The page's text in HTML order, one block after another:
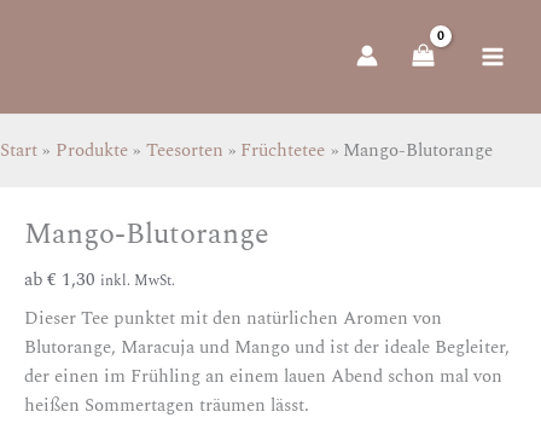
Start Produkte Teesorten Früchtetee Mango-Blutorange
Mango-Blutorange
ab€ 1,30 inkl. MwSt.
Dieser Tee punktet mit den natürlichen Aromen von
Blutorange, Maracuja und Mango und ist der ideale Begleiter,
der einen im Frühling an einem lauen Abend schon mal von
heißen Sommertagen träumen lässt.